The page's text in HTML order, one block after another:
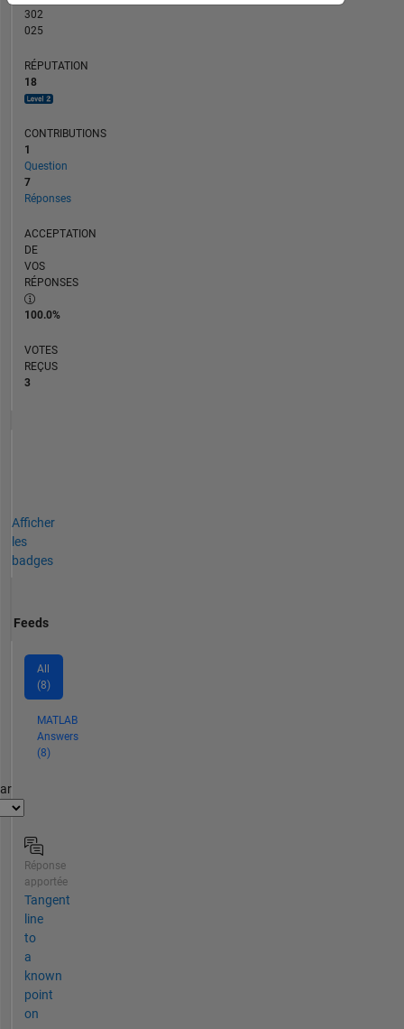
302
025
RÉPUTATION
18
CONTRIBUTIONS
1
Question
7
Réponses
ACCEPTATION
DE
VOS
RÉPONSES
100.0%
VOTES
REÇUS
3
Afficher
les
badges
Feeds
All
(8)
MATLAB
Answers
(8)
Réponse
apportée
Tangent
line
to
a
known
point
on